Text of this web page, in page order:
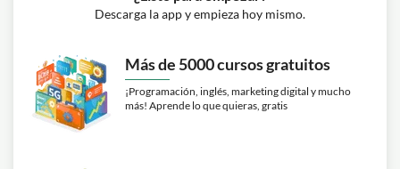
Descarga la app y empieza hoy mismo.
Más de 5000 cursos gratuitos
¡Programación, inglés, marketing digital y mucho
más! Aprende lo que quieras, gratis